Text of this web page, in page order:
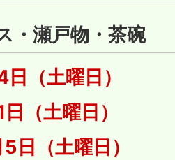
・瀬戸物・茶碗
（土曜日）
（土曜日）
日（土曜日）